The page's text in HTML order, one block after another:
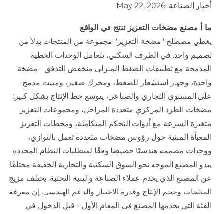
أخبار الصناعة-
May 22, 2026
ما أ مصنع مضخات التعزيزتنتج في الواقع
يغطي مصطلح "مضخة التعزيز" مجموعة من المنتجات بدلاً من
تصميم واحد. في الطرف السكني، تتعامل الوحدات الخطية
المدمجة مع تطبيقات الضغط المنزلي منخفض التدفق - مضخة
واحدة، وجهاز استشعار للضغط، ومحرك صغير، ومبيت مدمج.
على المستوى التجاري والصناعي، يتوسع خط الإنتاج بشكل كبير:
مضخات الطرد المركزي متعددة المراحل، ومجموعات التعزيز
متغيرة السرعة مع أدوات التحكم المتكاملة، ومحطات التعزيز
المعبأة المبنية حول رؤوس مضخات متعددة تعمل بالتوازي،
ووحدات مصممة هندسيًا خصيصًا وفقًا لمتطلبات النظام المحددة.
يبدو المصنع الموجه نحو السوق السكنية والتجارية الخفيفة مختلفًا
عن المصنع الذي يخدم عملاء الصناعة والبنية التحتية. يختلف مزيج
المنتجات وحجم الإنتاج وقدرة الاختبار والدعم الهندسي. إن معرفة
الفئة التي يخدمها المصنع في المقام الأول - قبل الدخول في